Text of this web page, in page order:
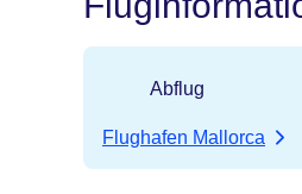
Abflug
Flughafen Mallorca